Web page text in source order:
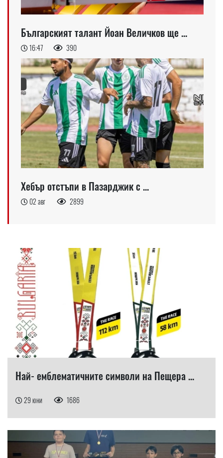
Българският талант Йоан Величков ще ...
16:47 390
Хебър отстъпи в Пазарджик с ...
02 авг 2899
Най- емблематичните символи на Пещера ...
29 юни 1686